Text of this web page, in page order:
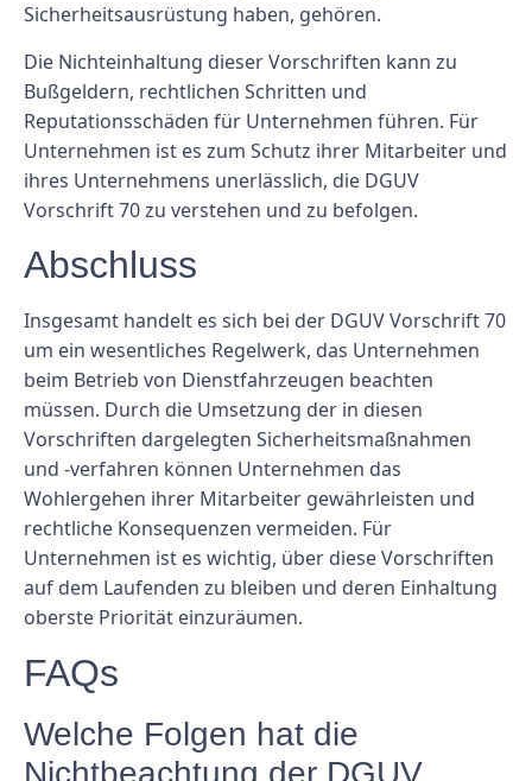
Sicherheitsausrüstung haben, gehören.
Die Nichteinhaltung dieser Vorschriften kann zu
Bußgeldern, rechtlichen Schritten und
Reputationsschäden für Unternehmen führen. Für
Unternehmen ist es zum Schutz ihrer Mitarbeiter und
ihres Unternehmens unerlässlich, die DGUV
Vorschrift 70 zu verstehen und zu befolgen.
Abschluss
Insgesamt handelt es sich bei der DGUV Vorschrift 70
um ein wesentliches Regelwerk, das Unternehmen
beim Betrieb von Dienstfahrzeugen beachten
müssen. Durch die Umsetzung der in diesen
Vorschriften dargelegten Sicherheitsmaßnahmen
und -verfahren können Unternehmen das
Wohlergehen ihrer Mitarbeiter gewährleisten und
rechtliche Konsequenzen vermeiden. Für
Unternehmen ist es wichtig, über diese Vorschriften
auf dem Laufenden zu bleiben und deren Einhaltung
oberste Priorität einzuräumen.
FAQs
Welche Folgen hat die
Nichtbeachtung der DGUV